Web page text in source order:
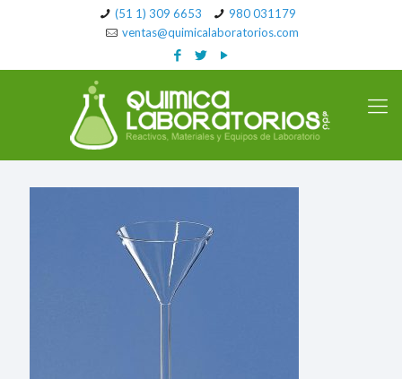
(51 1) 309 6653
980 031179
ventas@quimicalaboratorios.com